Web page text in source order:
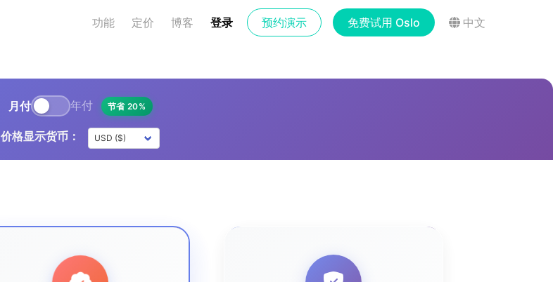
功能 定价 博客 登录 预约演示 免费试用 Oslo 中文
月付 年付 节省 20%
年付 - 节省 20%
价格显示货币：